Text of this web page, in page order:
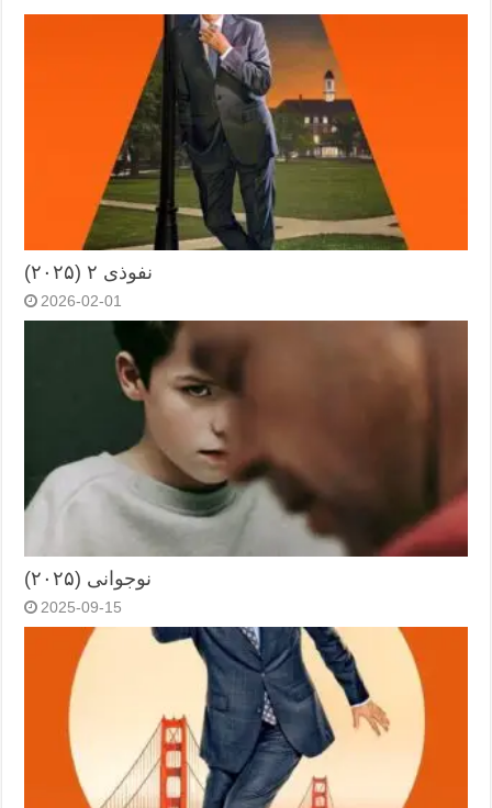
نفوذی ۲ (۲۰۲۵)
2026-02-01
نوجوانی (۲۰۲۵)
2025-09-15